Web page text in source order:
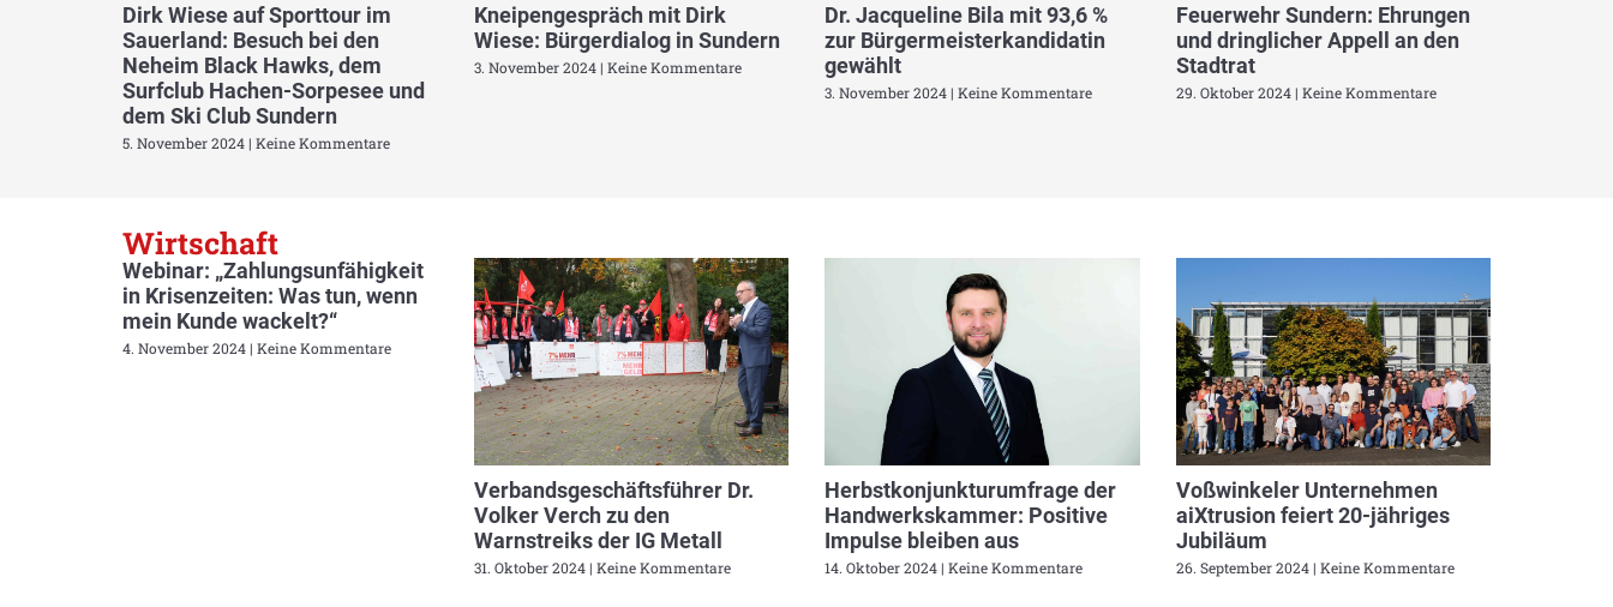
Dirk Wiese auf Sporttour im
Sauerland: Besuch bei den
Neheim Black Hawks, dem
Surfclub Hachen-Sorpesee und
dem Ski Club Sundern
5. November 2024 Keine Kommentare
Kneipengespräch mit Dirk
Wiese: Bürgerdialog in Sundern
3. November 2024 Keine Kommentare
Dr. Jacqueline Bila mit 93,6 %
zur Bürgermeisterkandidatin
gewählt
3. November 2024 Keine Kommentare
Feuerwehr Sundern: Ehrungen
und dringlicher Appell an den
Stadtrat
29. Oktober 2024 Keine Kommentare
Wirtschaft
Webinar: „Zahlungsunfähigkeit
in Krisenzeiten: Was tun, wenn
mein Kunde wackelt?“
4. November 2024 Keine Kommentare
Verbandsgeschäftsführer Dr.
Volker Verch zu den
Warnstreiks der IG Metall
31. Oktober 2024 Keine Kommentare
Herbstkonjunkturumfrage der
Handwerkskammer: Positive
Impulse bleiben aus
14. Oktober 2024 Keine Kommentare
Voßwinkeler Unternehmen
aiXtrusion feiert 20-jähriges
Jubiläum
26. September 2024 Keine Kommentare